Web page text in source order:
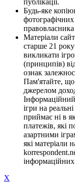
Будь-яке
фотографічних
Матеріали
старше 21
викликати
(принципів)
ознак
Пам'ятайте, що
джерелом
ігри на
приймає ні в
платежів, які
азартними
які матеріали
інформаційних
X